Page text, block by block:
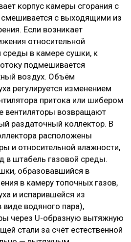
корпус камеры сгорания с
смешивается с выходящими из
Если возникает
относительной
среды в камере сушки, к
подмешивается
воздух. Объём
регулируется изменением
притока или шибером
вентиляторы возвращают
раздаточный коллектор. В
расположены
и относительной влажности,
в штабель газовой среды.
образовавшийся в
в камеру топочных газов,
и испарившейся из
виде водяного пара),
через U-образную вытяжную
стали за счёт естественной